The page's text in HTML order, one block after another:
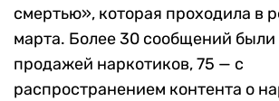
смертью», которая проходила в
марта. Более 30 сообщений были
продажей наркотиков, 75 — с
распространением контента о